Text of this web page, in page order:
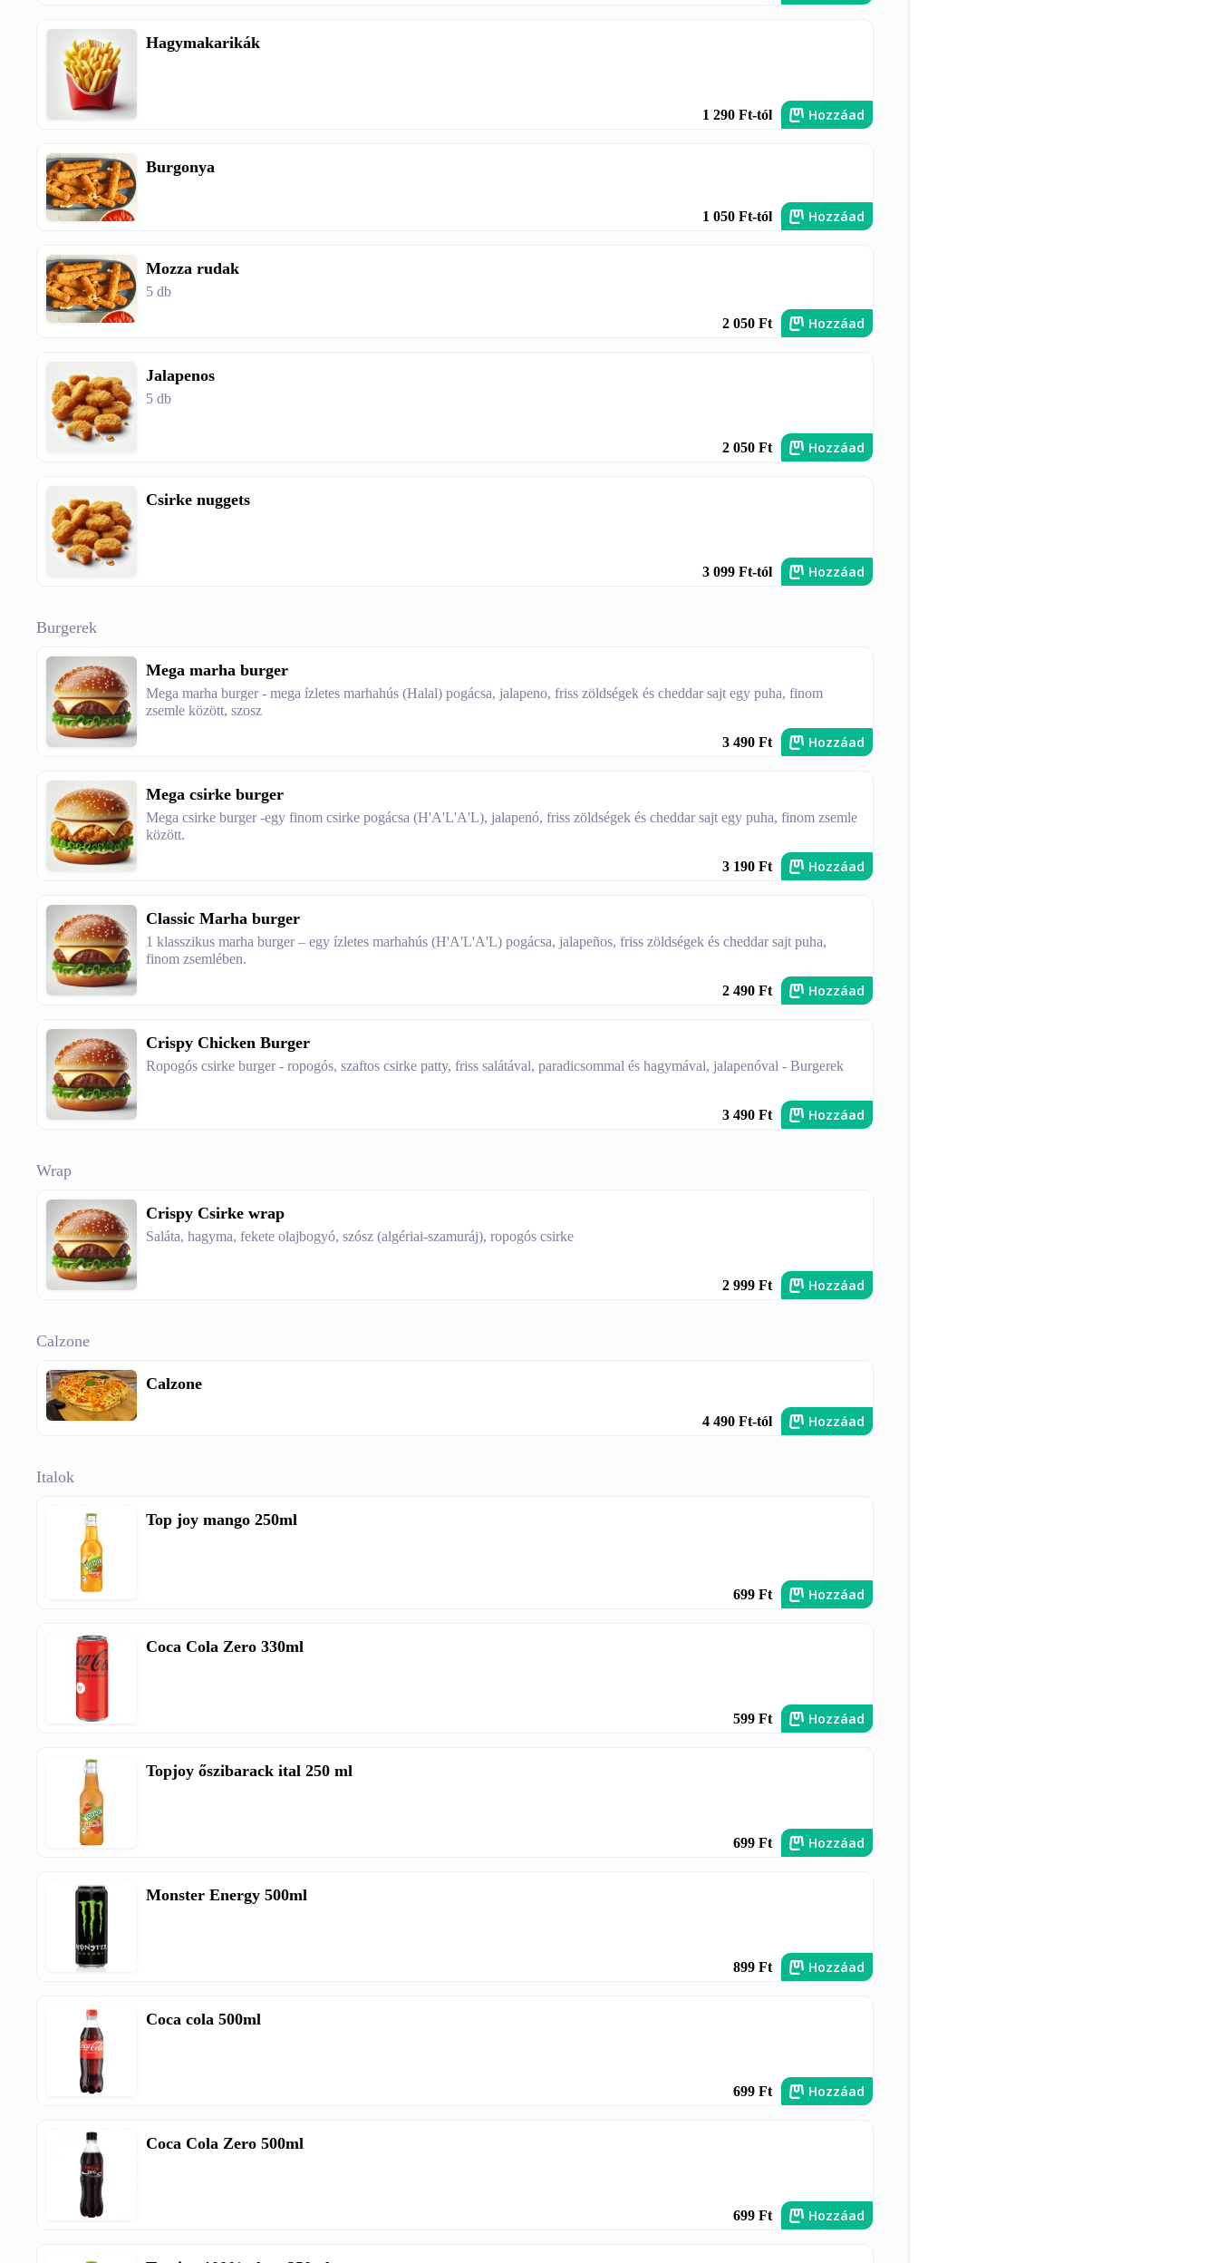
Hagymakarikák
1 290 Ft-tól Hozzáad
Burgonya
1 050 Ft-tól Hozzáad
Mozza rudak
5 db
2 050 Ft Hozzáad
Jalapenos
5 db
2 050 Ft Hozzáad
Csirke nuggets
3 099 Ft-tól Hozzáad
Burgerek
Mega marha burger
Mega marha burger - mega ízletes marhahús (Halal) pogácsa, jalapeno, friss zöldségek és cheddar sajt egy puha, finom
zsemle között, szosz
3 490 Ft Hozzáad
Mega csirke burger
Mega csirke burger -egy finom csirke pogácsa (H'A'L'A'L), jalapenó, friss zöldségek és cheddar sajt egy puha, finom zsemle
között.
3 190 Ft Hozzáad
Classic Marha burger
1 klasszikus marha burger – egy ízletes marhahús (H'A'L'A'L) pogácsa, jalapeños, friss zöldségek és cheddar sajt puha,
finom zsemlében.
2 490 Ft Hozzáad
Crispy Chicken Burger
Ropogós csirke burger - ropogós, szaftos csirke patty, friss salátával, paradicsommal és hagymával, jalapenóval - Burgerek
3 490 Ft Hozzáad
Wrap
Crispy Csirke wrap
Saláta, hagyma, fekete olajbogyó, szósz (algériai-szamuráj), ropogós csirke
2 999 Ft Hozzáad
Calzone
Calzone
4 490 Ft-tól Hozzáad
Italok
Top joy mango 250ml
699 Ft Hozzáad
Coca Cola Zero 330ml
599 Ft Hozzáad
Topjoy őszibarack ital 250 ml
699 Ft Hozzáad
Monster Energy 500ml
899 Ft Hozzáad
Coca cola 500ml
699 Ft Hozzáad
Coca Cola Zero 500ml
699 Ft Hozzáad